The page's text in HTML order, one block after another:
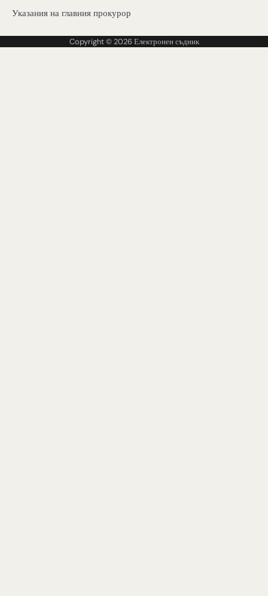
Указания на главния прокурор
Copyright © 2026Електронен съдник